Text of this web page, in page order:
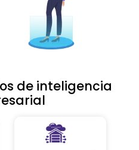
de inteligencia